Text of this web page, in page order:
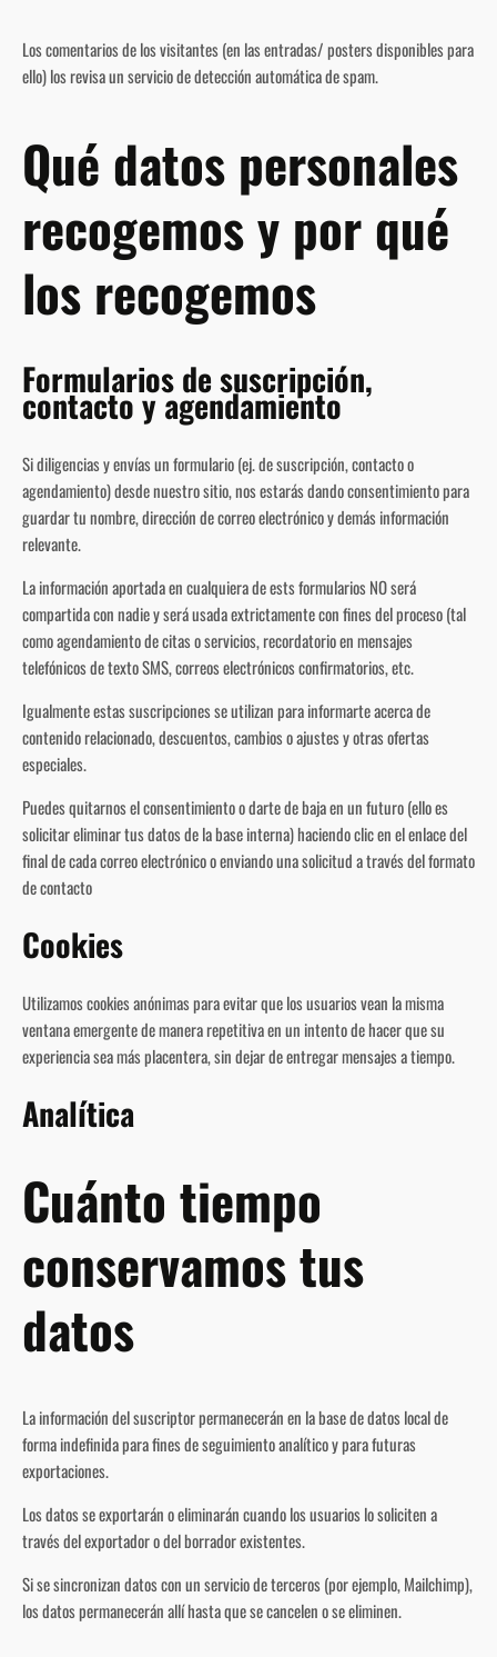
Los comentarios de los visitantes (en las entradas/ posters disponibles para
ello) los revisa un servicio de detección automática de spam.
Qué datos personales
recogemos y por qué
los recogemos
Formularios de suscripción,
contacto y agendamiento
Si diligencias y envías un formulario (ej. de suscripción, contacto o
agendamiento) desde nuestro sitio, nos estarás dando consentimiento para
guardar tu nombre, dirección de correo electrónico y demás información
relevante.
La información aportada en cualquiera de ests formularios NO será
compartida con nadie y será usada extrictamente con fines del proceso (tal
como agendamiento de citas o servicios, recordatorio en mensajes
telefónicos de texto SMS, correos electrónicos confirmatorios, etc.
Igualmente estas suscripciones se utilizan para informarte acerca de
contenido relacionado, descuentos, cambios o ajustes y otras ofertas
especiales.
Puedes quitarnos el consentimiento o darte de baja en un futuro (ello es
solicitar eliminar tus datos de la base interna) haciendo clic en el enlace del
final de cada correo electrónico o enviando una solicitud a través del formato
de contacto
Cookies
Utilizamos cookies anónimas para evitar que los usuarios vean la misma
ventana emergente de manera repetitiva en un intento de hacer que su
experiencia sea más placentera, sin dejar de entregar mensajes a tiempo.
Analítica
Cuánto tiempo
conservamos tus
datos
La información del suscriptor permanecerán en la base de datos local de
forma indefinida para fines de seguimiento analítico y para futuras
exportaciones.
Los datos se exportarán o eliminarán cuando los usuarios lo soliciten a
través del exportador o del borrador existentes.
Si se sincronizan datos con un servicio de terceros (por ejemplo, Mailchimp),
los datos permanecerán allí hasta que se cancelen o se eliminen.